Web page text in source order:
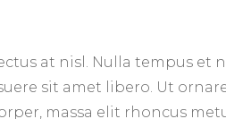
at nisl. Nulla tempus et
sit amet libero. Ut
massa elit rhoncus